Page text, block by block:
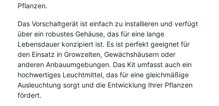
Pflanzen.
Das Vorschaltgerät ist einfach zu installieren und verfügt
über ein robustes Gehäuse, das für eine lange
Lebensdauer konzipiert ist. Es ist perfekt geeignet für
den Einsatz in Growzelten, Gewächshäusern oder
anderen Anbauumgebungen. Das Kit umfasst auch ein
hochwertiges Leuchtmittel, das für eine gleichmäßige
Ausleuchtung sorgt und die Entwicklung Ihrer Pflanzen
fördert.